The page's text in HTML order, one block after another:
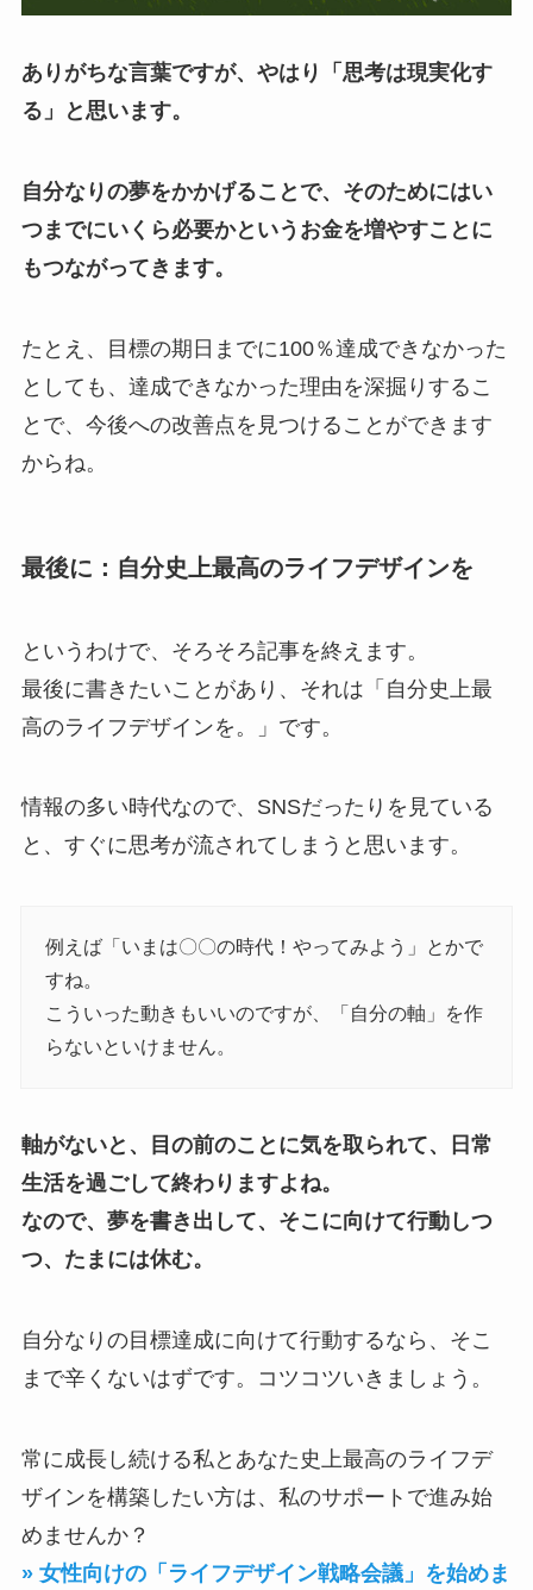
ありがちな言葉ですが、やはり「思考は現実化す
る」と思います。
自分なりの夢をかかげることで、そのためにはい
つまでにいくら必要かというお金を増やすことに
もつながってきます。
たとえ、目標の期日までに100％達成できなかった
としても、達成できなかった理由を深掘りするこ
とで、今後への改善点を見つけることができます
からね。
最後に：自分史上最高のライフデザインを
というわけで、そろそろ記事を終えます。
最後に書きたいことがあり、それは「自分史上最
高のライフデザインを。」です。
情報の多い時代なので、SNSだったりを見ている
と、すぐに思考が流されてしまうと思います。
例えば「いまは〇〇の時代！やってみよう」とかで
すね。
こういった動きもいいのですが、「自分の軸」を作
らないといけません。
軸がないと、目の前のことに気を取られて、日常
生活を過ごして終わりますよね。
なので、夢を書き出して、そこに向けて行動しつ
つ、たまには休む。
自分なりの目標達成に向けて行動するなら、そこ
まで辛くないはずです。コツコツいきましょう。
常に成長し続ける私とあなた史上最高のライフデ
ザインを構築したい方は、私のサポートで進み始
めませんか？
» 女性向けの「ライフデザイン戦略会議」を始めま